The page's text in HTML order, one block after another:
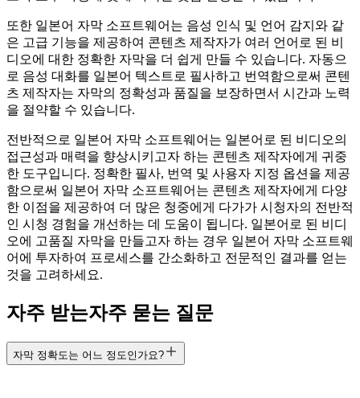
자막 파일
SRT · VTT
또한 일본어 자막 소프트웨어는 음성 인식 및 언어 감지와 같
은 고급 기능을 제공하여 콘텐츠 제작자가 여러 언어로 된 비
디오에 대한 정확한 자막을 더 쉽게 만들 수 있습니다. 자동으
로 음성 대화를 일본어 텍스트로 필사하고 번역함으로써 콘텐
츠 제작자는 자막의 정확성과 품질을 보장하면서 시간과 노력
을 절약할 수 있습니다.
전반적으로 일본어 자막 소프트웨어는 일본어로 된 비디오의
접근성과 매력을 향상시키고자 하는 콘텐츠 제작자에게 귀중
한 도구입니다. 정확한 필사, 번역 및 사용자 지정 옵션을 제공
함으로써 일본어 자막 소프트웨어는 콘텐츠 제작자에게 다양
한 이점을 제공하여 더 많은 청중에게 다가가 시청자의 전반적
인 시청 경험을 개선하는 데 도움이 됩니다. 일본어로 된 비디
오에 고품질 자막을 만들고자 하는 경우 일본어 자막 소프트웨
어에 투자하여 프로세스를 간소화하고 전문적인 결과를 얻는
것을 고려하세요.
자주 받는자주 묻는 질문
자막 정확도는 어느 정도인가요?